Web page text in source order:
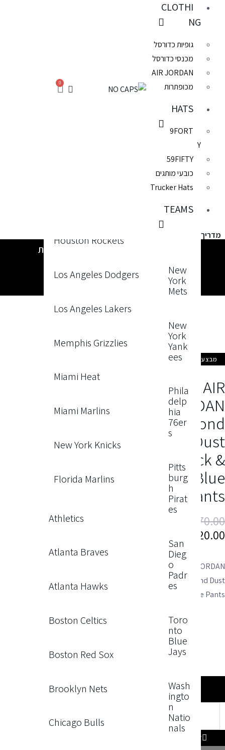
San Diego Padres
Houston Rockets
Los Angeles Dodgers
Los Angeles Lakers
Memphis Grizzlies
Miami Heat
Miami Marlins
New York Knicks
Florida Marlins
Athletics
Atlanta Braves
Atlanta Hawks
Boston Celtics
Boston Red Sox
Brooklyn Nets
Chicago Bulls
CLOTHI
NG
גופיות כדורסל
מכנסי כדורסל
AIR JORDAN
מכופתרות
HATS
9FORT
Y
59FIFTY
כובעי מותגים
Trucker Hats
TEAMS
New
York
Mets
New
York
Yank
ees
Phila
delp
hia
76er
s
Pitts
burg
h
Pirat
es
San
Dieg
o
Padr
es
Toro
nto
Blue
Jays
Wash
ingto
n
Natio
nals
מדריך מידות
0
שניות
מבצע!
AIR
JORDAN
Daimond
Dust
Black &
Blue
Pants
170.00
120.00
AIR JORDAN
Daimond Dust
Black & Blue Pants
Buy now